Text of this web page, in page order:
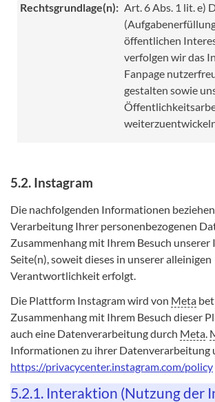
Rechtsgrundlage(n): Art. 6 Abs. 1 lit. e)
öffentlichen
verfolgen wir das
Fanpage
gestalten sowie
5.2. Instagram
Die nachfolgenden Informationen
Verarbeitung Ihrer personenbezogenen
Zusammenhang mit Ihrem Besuch unserer
Seite(n), soweit dieses in unserer alleinigen
Verantwortlichkeit erfolgt.
Die Plattform Instagram wird von Meta
Zusammenhang mit Ihrem Besuch dieser
auch eine Datenverarbeitung durch Meta
Informationen zu ihrer Datenverarbeitung
https://privacycenter.instagram.com/policy
5.2.1. Interaktion (Nutzung der